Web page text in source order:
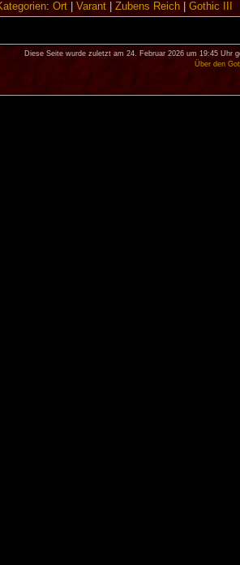
: Ort| Varant| Zubens Reich| Gothic III
Diese Seite wurde zuletzt am 24. Februar 2026 um 19:45 Uhr
Über den